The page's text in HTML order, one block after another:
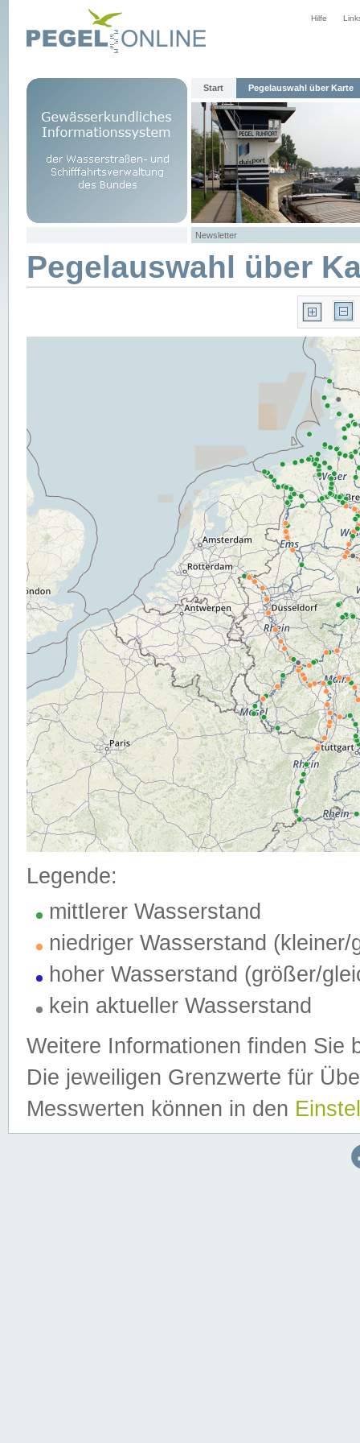
Hilfe
Start Pegelauswahl über Karte
Newsletter
Pegelauswahl über
Legende:
mittlerer Wasserstand
niedriger Wasserstand (kleiner/
hoher Wasserstand (größer/
kein aktueller Wasserstand
Weitere Informationen finden Sie
Die jeweiligen Grenzwerte für
Messwerten können in den